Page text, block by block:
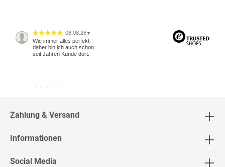
08.08.26 ▼
Wie immer alles perfekt
daher bin ich auch schon
seit Jahren Kunde dort.
Zahlung & Versand
Informationen
Social Media